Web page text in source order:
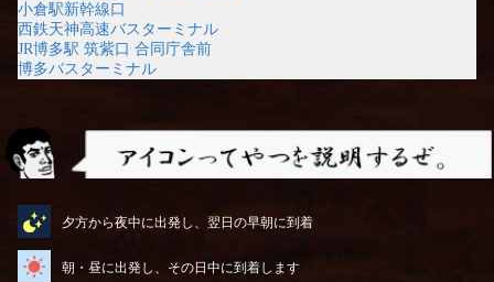
小倉駅新幹線口
西鉄天神高速バスターミナル
JR博多駅 筑紫口 合同庁舎前
博多バスターミナル
夕方から夜中に出発し、翌日の早朝に到着
朝・昼に出発し、その日中に到着します